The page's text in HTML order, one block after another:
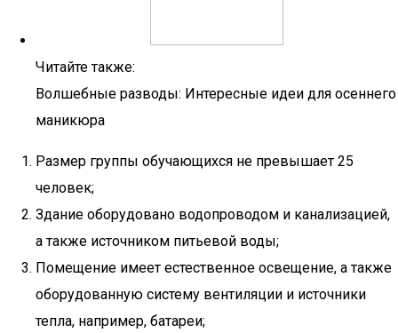
Читайте также:
Волшебные разводы: Интересные идеи для осеннего
маникюра
Размер группы обучающихся не превышает 25
человек;
Здание оборудовано водопроводом и канализацией,
а также источником питьевой воды;
Помещение имеет естественное освещение, а также
оборудованную систему вентиляции и источники
тепла, например, батареи;